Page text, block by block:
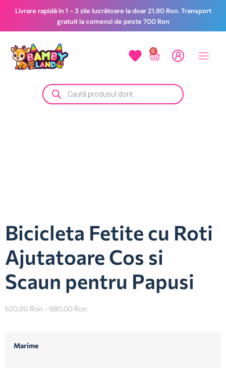
Livrare rapidă în 1 - 3 zile lucrătoare la doar 21,90 Ron. Transport
gratuit la comenzi de peste 700 Ron
0
Bicicleta Fetite cu Roti
Ajutatoare Cos si
Scaun pentru Papusi
620,00 Ron – 680,00 Ron
Marime